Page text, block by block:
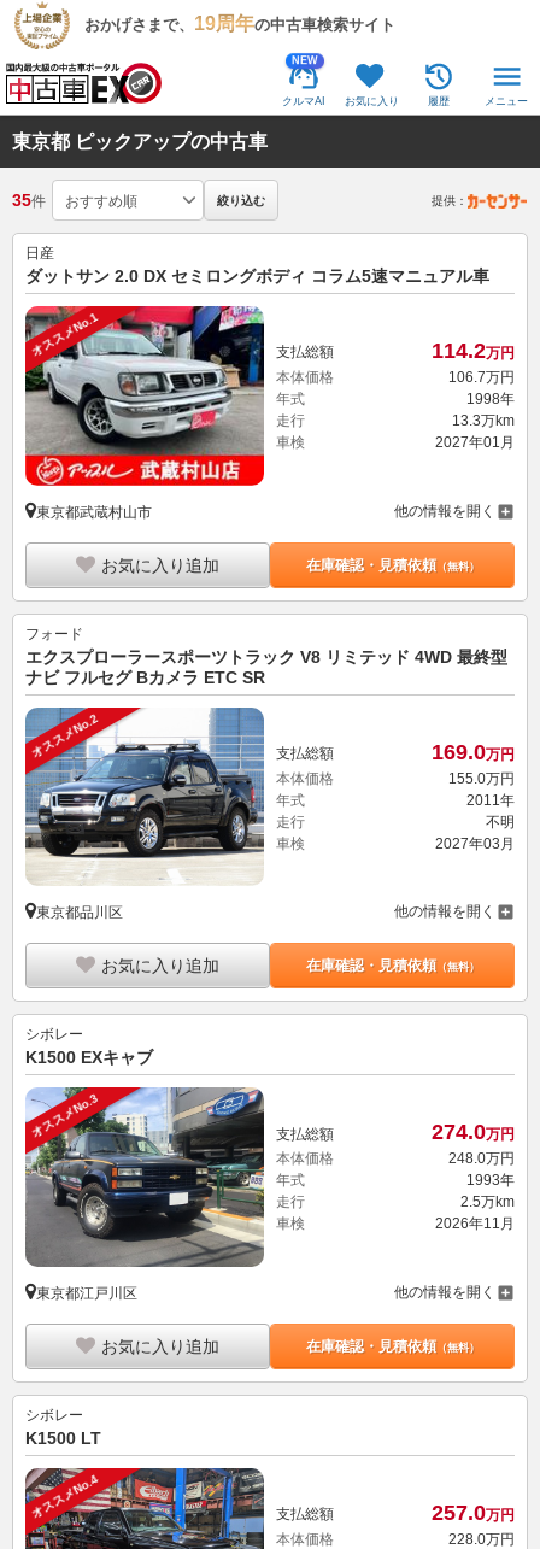
おかげさまで、 19周年の中古車検索サイト
NEW
クルマAI お気に入り 履歴 メニュー
東京都 ピックアップの中古車
35件 絞り込む 提供：
日産
ダットサン 2.0 DX セミロングボディ コラム5速マニュアル車
オススメNo.1 支払総額 114.2万円
本体価格
106.7万円
年式
1998年
走行
13.3万km
車検
2027年01月
東京都武蔵村山市 他の情報を開く
お気に入り追加 在庫確認・見積依頼（無料）
フォード
エクスプローラースポーツトラック V8 リミテッド 4WD 最終型
ナビ フルセグ Bカメラ ETC SR
オススメNo.2 支払総額 169.0万円
本体価格
155. 0万円
年式
2011年
走行
不明
車検
2027年03月
東京都品川区 他の情報を開く
お気に入り追加 在庫確認・見積依頼（無料）
シボレー
K1500 EXキャブ
オススメNo.3 支払総額 274.0万円
本体価格
248.0万円
年式
1993年
走行
2.5万km
車検
2026年11月
東京都江戸川区 他の情報を開く
お気に入り追加 在庫確認・見積依頼（無料）
シボレー
K1500 LT
オススメNo.4 支払総額 257.0万円
本体価格
228. 0万円